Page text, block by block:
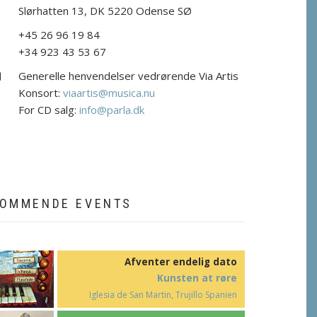
Slørhatten 13, DK 5220 Odense SØ
+45 26 96 19 84
+34 923 43 53 67
e
Generelle henvendelser vedrørende Via Artis
Konsort: viaartis@musica.nu
For CD salg: info@parla.dk
EVENTS
Afventer endelig dato
Kunsten at røre
Iglesia de San Martin, Trujillo Spanien